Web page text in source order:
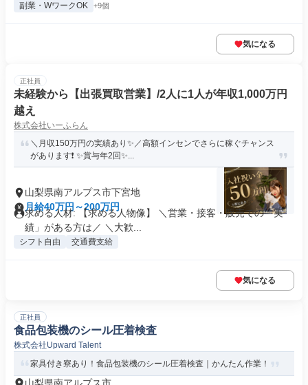
副業・WワークOK +9個
気になる
正社員
未経験から【出張買取営業】/2人に1人が年収1,000万円
越え
株式会社いーふらん
＼月収150万円の実績あり✨／高額インセンでさらに稼ぐチャンス
があります❗ ✨賞与年2回✨...
山梨県南アルプス市下宮地
月給40万円～200万円
求める人材: 【求める人物像】 ＼営業・接客・販売での「実
績」がある方は／ ＼大歓...
シフト自由 交通費支給
気になる
正社員
食品包装機のシール圧着検査
株式会社Upward Talent
家具付き寮あり！食品包装機のシール圧着検査｜かんたん作業！